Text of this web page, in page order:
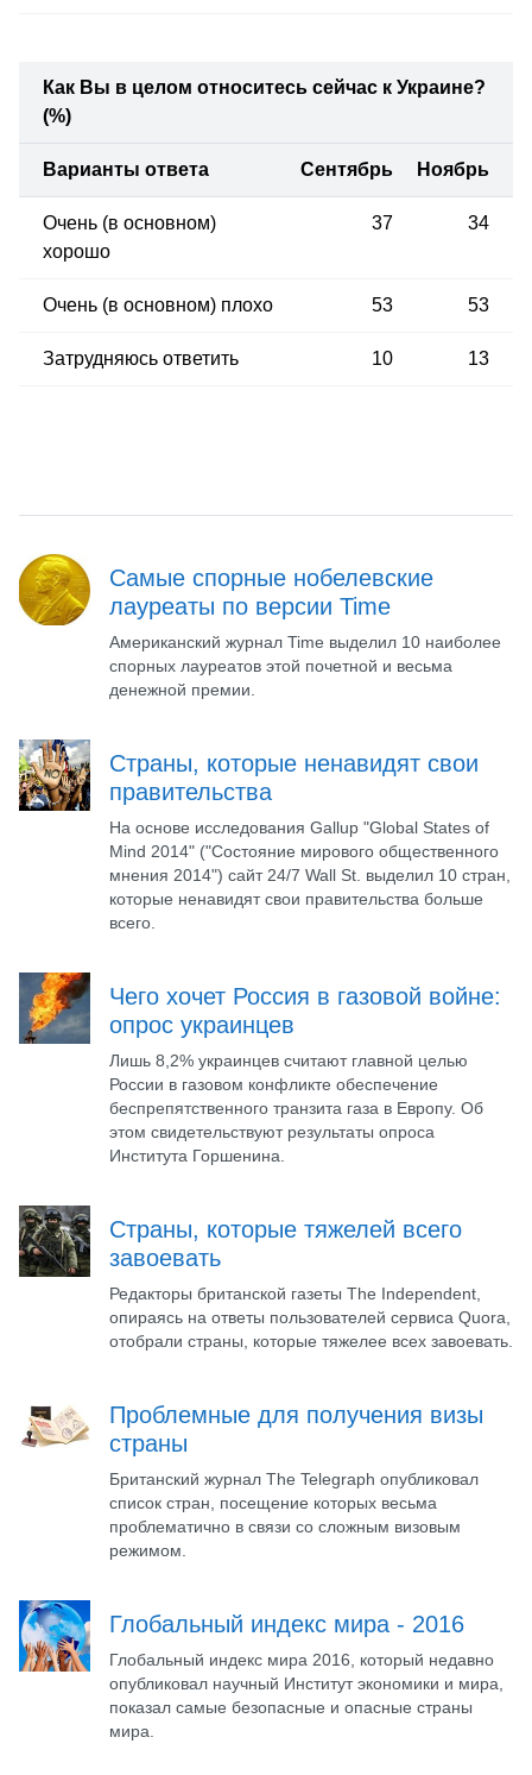
Как Вы в целом относитесь сейчас к Украине?
(%)
Варианты ответа Сентябрь Ноябрь
Очень (в основном)
хорошо
37 34
Очень (в основном) плохо 53 53
Затрудняюсь ответить 10 13
Самые спорные нобелевские
лауреаты по версии Time
Американский журнал Time выделил 10 наиболее
спорных лауреатов этой почетной и весьма
денежной премии.
Страны, которые ненавидят свои
правительства
На основе исследования Gallup "Global States of
Mind 2014" ("Состояние мирового общественного
мнения 2014") сайт 24/7 Wall St. выделил 10 стран,
которые ненавидят свои правительства больше
всего.
Чего хочет Россия в газовой войне:
опрос украинцев
Лишь 8,2% украинцев считают главной целью
России в газовом конфликте обеспечение
беспрепятственного транзита газа в Европу. Об
этом свидетельствуют результаты опроса
Института Горшенина.
Страны, которые тяжелей всего
завоевать
Редакторы британской газеты The Independent,
опираясь на ответы пользователей сервиса Quora,
отобрали страны, которые тяжелее всех завоевать.
Проблемные для получения визы
страны
Британский журнал The Telegraph опубликовал
список стран, посещение которых весьма
проблематично в связи со сложным визовым
режимом.
Глобальный индекс мира - 2016
Глобальный индекс мира 2016, который недавно
опубликовал научный Институт экономики и мира,
показал самые безопасные и опасные страны
мира.